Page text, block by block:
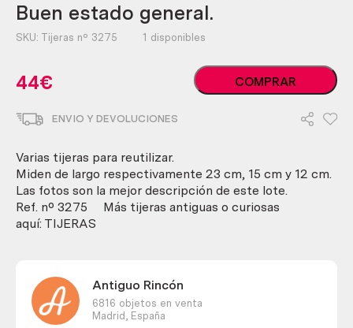
Buen estado general.
SKU: Tijeras nº 3275 1 disponibles
44€
Tijeras
variadas
general.
cantidad
COMPRAR
ENVIO Y DEVOLUCIONES
Varias tijeras para reutilizar.
Miden de largo respectivamente 23 cm, 15 cm y 12 cm.
Las fotos son la mejor descripción de este lote.
Ref. nº 3275 Más tijeras antiguas o curiosas
aquí: TIJERAS
Antiguo Rincón
6816 objetos en venta
Madrid,
España